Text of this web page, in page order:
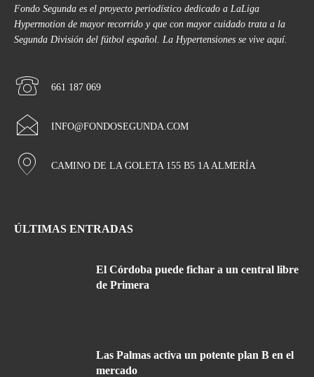
Fondo Segunda es el proyecto periodístico dedicado a LaLiga
Hypermotion de mayor recorrido y que con mayor cuidado trata a la
Segunda División del fútbol español. La Hypertensiones se vive aquí.
661 187 069
INFO@FONDOSEGUNDA.COM
CAMINO DE LA GOLETA 155 B5 1A ALMERÍA
ÚLTIMAS ENTRADAS
El Córdoba puede fichar a un central libre
de Primera
Las Palmas activa un potente plan B en el
mercado